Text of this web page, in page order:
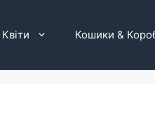
Квіти Кошики &